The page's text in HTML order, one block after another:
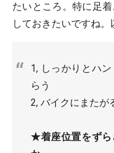
たいところ。特に足
しておきたいですね。
1, しっかりとハ
らう
2, バイクにまたが
★着座位置をずら